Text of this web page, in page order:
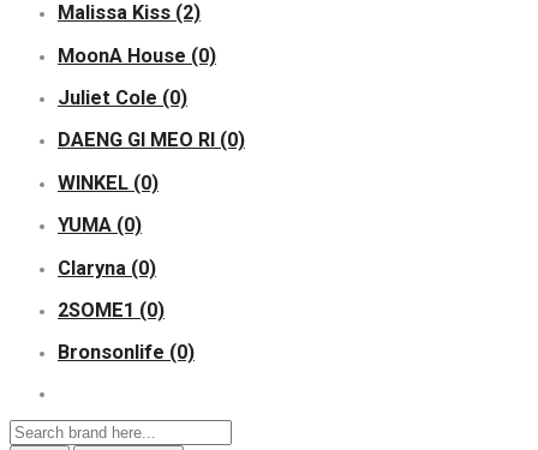
Malissa Kiss (2)
MoonA House (0)
Juliet Cole (0)
DAENG GI MEO RI (0)
WINKEL (0)
YUMA (0)
Claryna (0)
2SOME1 (0)
Bronsonlife (0)